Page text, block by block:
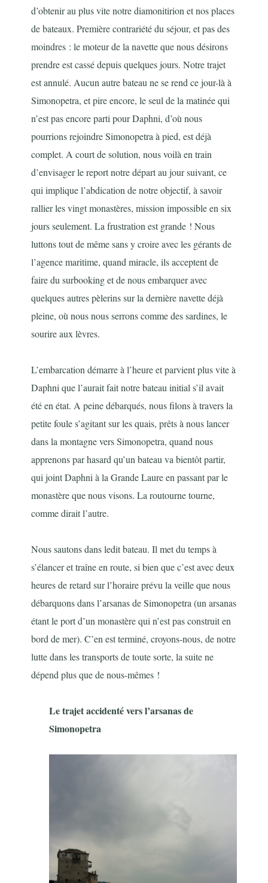
d’obtenir au plus vite notre diamonitirion et nos places
de bateaux. Première contrariété du séjour, et pas des
moindres : le moteur de la navette que nous désirons
prendre est cassé depuis quelques jours. Notre trajet
est annulé. Aucun autre bateau ne se rend ce jour-là à
Simonopetra, et pire encore, le seul de la matinée qui
n’est pas encore parti pour Daphni, d’où nous
pourrions rejoindre Simonopetra à pied, est déjà
complet. A court de solution, nous voilà en train
d’envisager le report notre départ au jour suivant, ce
qui implique l’abdication de notre objectif, à savoir
rallier les vingt monastères, mission impossible en six
jours seulement. La frustration est grande ! Nous
luttons tout de même sans y croire avec les gérants de
l’agence maritime, quand miracle, ils acceptent de
faire du surbooking et de nous embarquer avec
quelques autres pèlerins sur la dernière navette déjà
pleine, où nous nous serrons comme des sardines, le
sourire aux lèvres.
L’embarcation démarre à l’heure et parvient plus vite à
Daphni que l’aurait fait notre bateau initial s’il avait
été en état. A peine débarqués, nous filons à travers la
petite foule s’agitant sur les quais, prêts à nous lancer
dans la montagne vers Simonopetra, quand nous
apprenons par hasard qu’un bateau va bientôt partir,
qui joint Daphni à la Grande Laure en passant par le
monastère que nous visons. La routourne tourne,
comme dirait l’autre.
Nous sautons dans ledit bateau. Il met du temps à
s’élancer et traîne en route, si bien que c’est avec deux
heures de retard sur l’horaire prévu la veille que nous
débarquons dans l’arsanas de Simonopetra (un arsanas
étant le port d’un monastère qui n’est pas construit en
bord de mer). C’en est terminé, croyons-nous, de notre
lutte dans les transports de toute sorte, la suite ne
dépend plus que de nous-mêmes !
Le trajet accidenté vers l’arsanas de
Simonopetra